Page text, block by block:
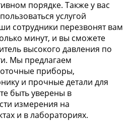
порядке. Также у вас
услугой
сотрудники перезвонят вам
минут, и вы сможете
высокого давления по
Мы предлагаем
приборы,
и прочные детали для
быть уверены в
измерения на
и в лабораториях.